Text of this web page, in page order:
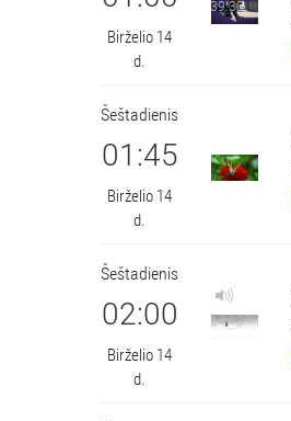
Birželio 14
d.
39:30
Šeštadienis
01:45
Birželio 14
d.
Šeštadienis
02:00
Birželio 14
d.
34:18